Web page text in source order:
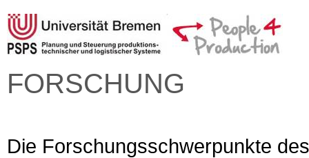
FORSCHUNG
Die Forschungsschwerpunkte